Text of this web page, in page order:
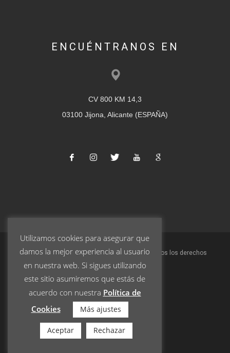
ENCUÉNTRANOS EN
CV 800 KM 14,3
03100 Jijona, Alicante (ESPAÑA)
© 2023 Turrones Pablo Garrigós Ibáñez S.L. | Todos los derechos
Aviso Legal
Política de Privacidad
Términos y condiciones
Política de Cookies
Utilizamos cookies para asegurar que
damos la mejor experiencia al usuario
en nuestra web. Si sigues utilizando
este sitio asumiremos que estás de
acuerdo con nuestra Política de
Cookies
Más ajustes
Aceptar Rechazar